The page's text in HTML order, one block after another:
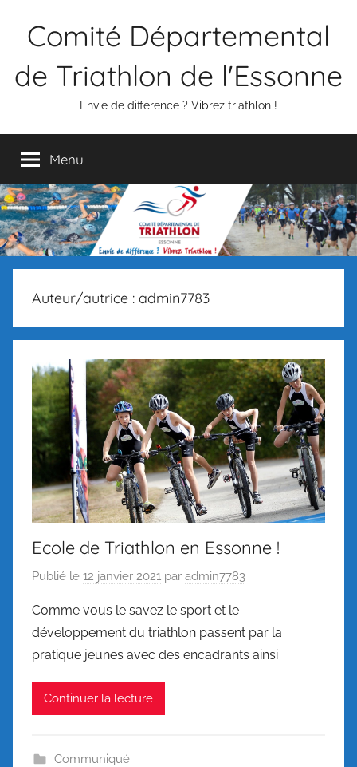
Comité Départemental
de Triathlon de l'Essonne
Envie de différence ? Vibrez triathlon !
Menu
Auteur/autrice : admin7783
Ecole de Triathlon en Essonne !
Publié le 12 janvier 2021 par admin7783
Comme vous le savez le sport et le
développement du triathlon passent par la
pratique jeunes avec des encadrants ainsi
Continuer la lecture
Communiqué